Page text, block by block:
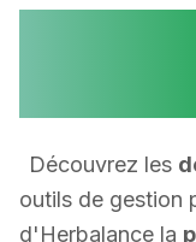
Découvrez les
outils de gestion
d'Herbalance la